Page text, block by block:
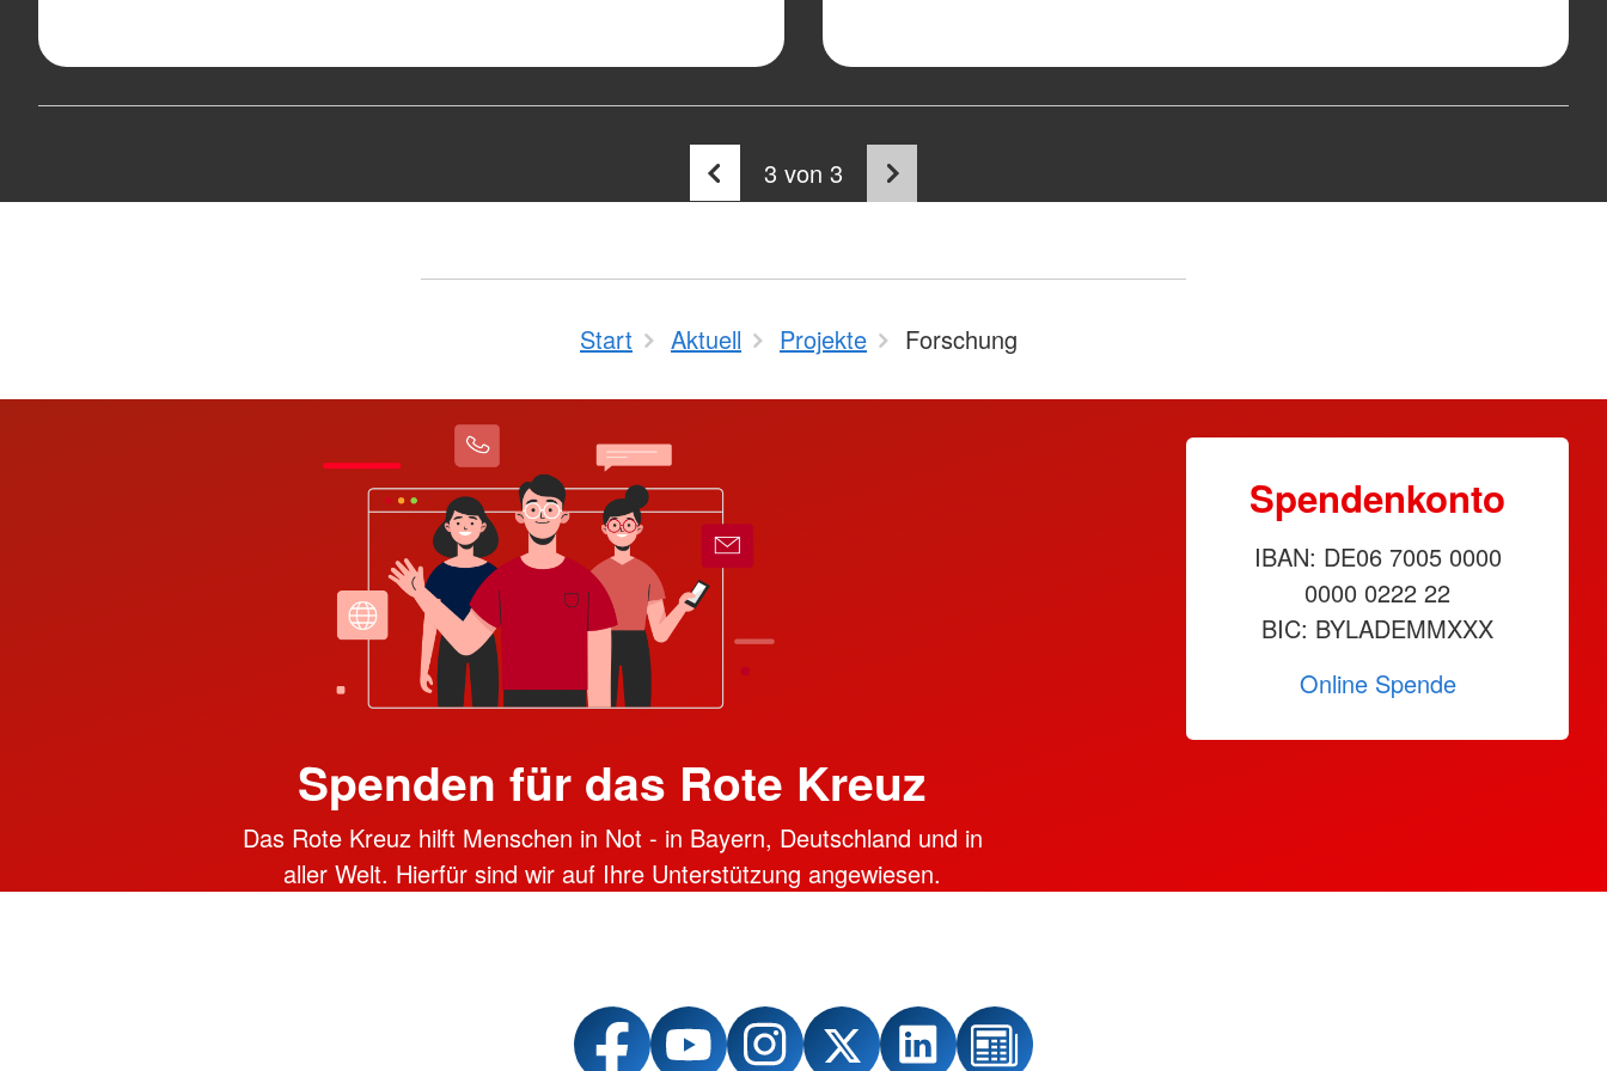
3 von 3
Start Aktuell Projekte Forschung
Spenden für das Rote Kreuz
Das Rote Kreuz hilft Menschen in Not - in Bayern, Deutschland und in
aller Welt. Hierfür sind wir auf Ihre Unterstützung angewiesen.
Spendenkonto
IBAN: DE06 7005 0000
0000 0222 22
BIC: BYLADEMMXXX
Online Spende